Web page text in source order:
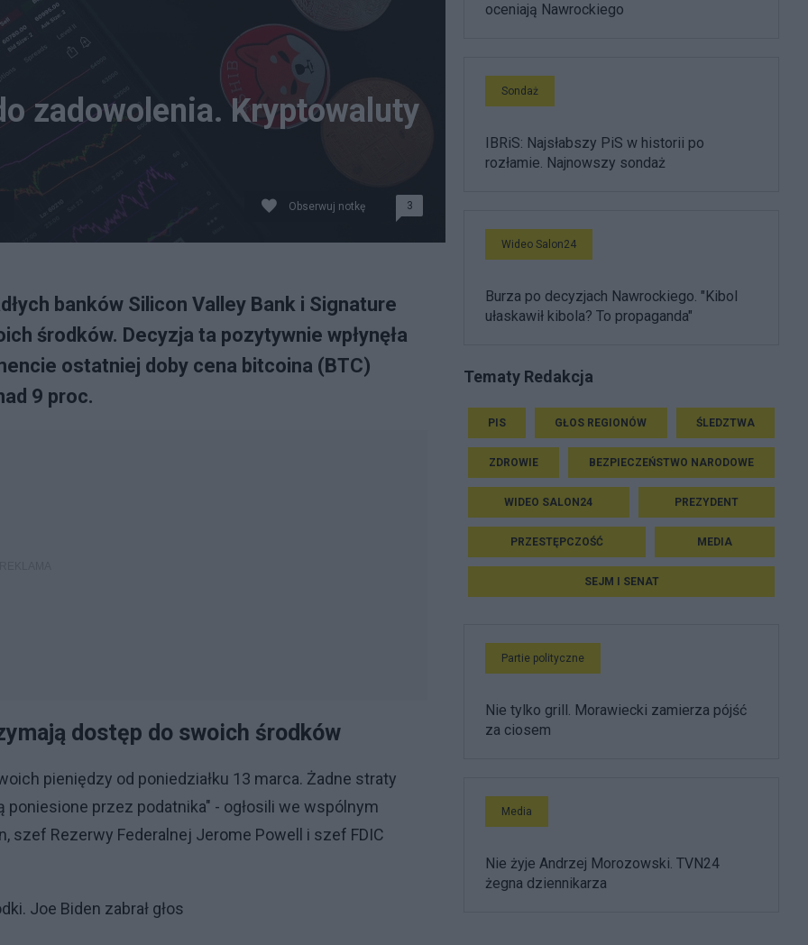
zadowolenia. Kryptowaluty
Obserwuj notkę 3
banków Silicon Valley Bank i Signature
środków. Decyzja ta pozytywnie wpłynęła
ostatniej doby cena bitcoina (BTC)
9 proc.
dostęp do swoich środków
pieniędzy od poniedziałku 13 marca. Żadne straty
przez podatnika" - ogłosili we wspólnym
Rezerwy Federalnej Jerome Powell i szef FDIC
Joe Biden zabrał głos
oceniają Nawrockiego
Sondaż
IBRiS: Najsłabszy PiS w historii po
rozłamie. Najnowszy sondaż
Wideo Salon24
Burza po decyzjach Nawrockiego. "Kibol
ułaskawił kibola? To propaganda"
Tematy Redakcja
PIS GŁOS REGIONÓW ŚLEDZTWA
ZDROWIE BEZPIECZEŃSTWO NARODOWE
WIDEO SALON24 PREZYDENT
PRZESTĘPCZOŚĆ MEDIA
SEJM I SENAT
Partie polityczne
Nie tylko grill. Morawiecki zamierza pójść
za ciosem
Media
Nie żyje Andrzej Morozowski. TVN24
żegna dziennikarza